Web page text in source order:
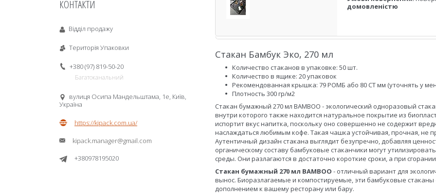
домовленістю
Стакан Бамбук Эко, 270 мл
Количество стаканов в упаковке: 50 шт.
Количество в ящике: 20 упаковок
Рекомендованная крышка: 79 РОМБ або 80 СТ мм (уточнять у
Плотность 300 гр/м2
Стакан бумажный 270 мл BAMBOO - экологический одноразовый
внутри которого также находится натуральное покрытие из
испортит вкус напитка, поскольку оно совершенно не содержит
наслаждаться любимым кофе. Такая чашка устойчивая, прочная, не
Аутентичный дизайн стакана выглядит безупречно, добавляя
органическому составу бамбуковые стаканчики могут
среды. Они разлагаются в достаточно короткие сроки, а при
Стакан бумажный 270 мл BAMBOO - отличный вариант для
вынос. Биоразлагаемые и компостируемые, эти бамбуковые
дополнением к вашему ресторану или бару.
КОНТАКТИ
Відділ продажу
Територія Упаковки
+380 (97) 819-50-20
Багатоканальний
вулиця Осипа Мандельштама, 1е, Київ,
Україна
https://kipack.com.ua/
kipack.manager@gmail.com
+380978195020